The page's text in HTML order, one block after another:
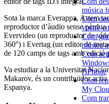
música
Com
vostre
Com
música
Com
l'iPhone
Com
My
Com
Sota la marca Everappz, Artem
reproductor d’àudio sense
Evervideo (un reproductor de
360°) i Evertag (un editor de
de 120 camps de tags amb edició
Va estudiar a la Universitat
Makarov, és un contribuïdor
Espanya.